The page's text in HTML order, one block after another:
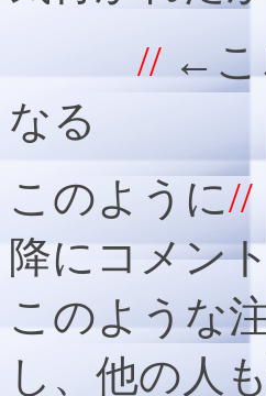
// ←こ
なる
このように//
降にコメン
このような
し、他の人